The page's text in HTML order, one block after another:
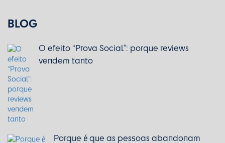
BLOG
O efeito “Prova Social”: porque reviews
vendem tanto
Porque é que as pessoas abandonam